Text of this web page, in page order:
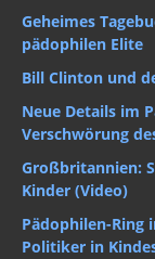
Geheimes
pädophilen Elite
Bill Clinton und
Neue Details im
Verschwörung
Großbritannien:
Kinder (Video)
Pädophilen-Ring
Politiker in